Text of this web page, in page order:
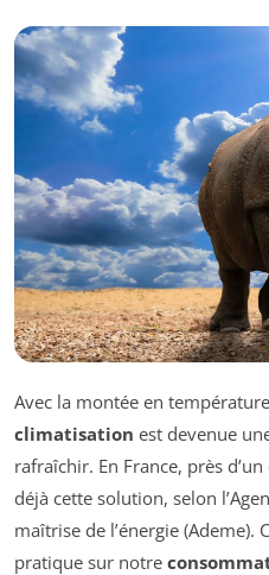
Avec la montée en
climatisation est devenue
rafraîchir. En France, près
déjà cette solution, selon
maîtrise de l’énergie (Ademe).
pratique sur notre